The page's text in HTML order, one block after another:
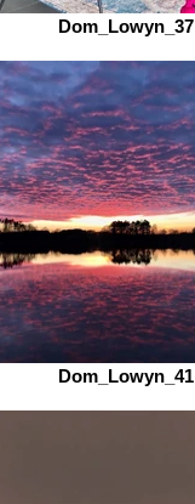
Dom_Lowyn_37
Dom_Lowyn_41